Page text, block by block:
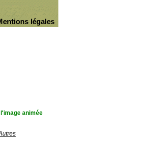
légales
animée